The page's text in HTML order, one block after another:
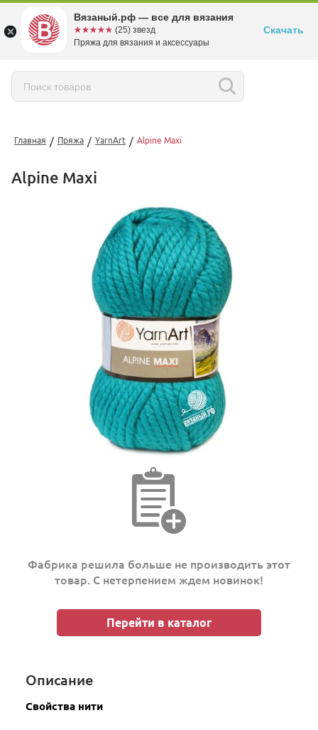
Главная / Пряжа / YarnArt / Alpine Maxi
Alpine Maxi
Фабрика решила больше не производить этот
товар. С нетерпением ждем новинок!
Перейти в каталог
Описание
Свойства нити
Вязаный.рф — все для вязания
☆☆☆☆☆
★★★★★ (25) звезд
Пряжа для вязания и аксессуары
Скачать